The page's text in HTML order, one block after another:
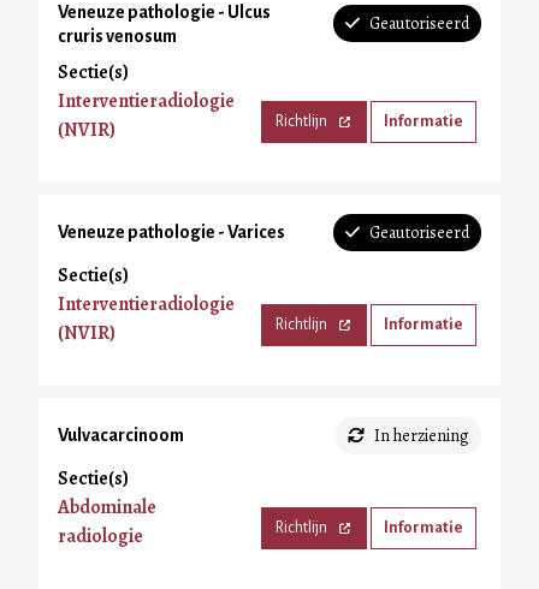
Veneuze pathologie - Ulcus
cruris venosum
Geautoriseerd
Sectie(s)
Interventieradiologie
(NVIR)
Richtlijn Informatie
Veneuze pathologie - Varices Geautoriseerd
Sectie(s)
Interventieradiologie
(NVIR)
Richtlijn Informatie
Vulvacarcinoom In herziening
Sectie(s)
Abdominale
radiologie
Richtlijn Informatie